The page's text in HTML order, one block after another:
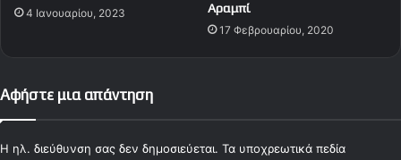
4 Ιανουαρίου, 2023
Αραμπί
17 Φεβρουαρίου, 2020
Αφήστε μια απάντηση
Η ηλ. διεύθυνση σας δεν δημοσιεύεται. Τα υποχρεωτικά πεδία